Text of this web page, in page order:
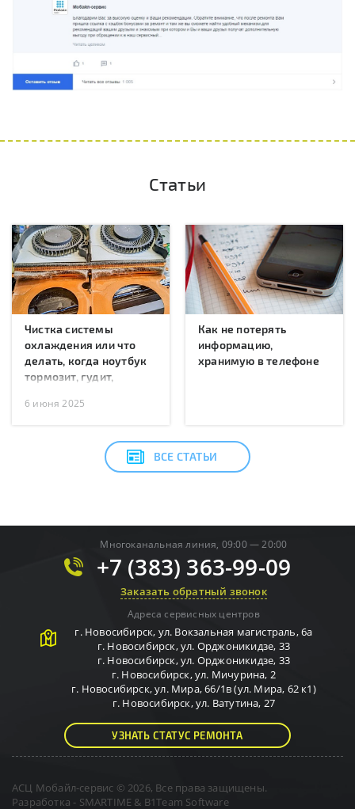
Статьи
Чистка системы
охлаждения или что
делать, когда ноутбук
тормозит, гудит,
перезагружается?
6 июня 2025
Как не потерять
информацию,
хранимую в телефоне
ВСЕ СТАТЬИ
Многоканальная линия, 09:00 — 20:00
+7 (383) 363-99-09
Заказать обратный звонок
Адреса сервисных центров
г. Новосибирск, ул. Вокзальная магистраль, 6а
г. Новосибирск,ул. Орджоникидзе, 33
г. Новосибирск,ул. Орджоникидзе, 33
г. Новосибирск,ул. Мичурина, 2
г. Новосибирск,ул. Мира, 66/1в (ул. Мира, 62 к1)
г. Новосибирск,ул. Ватутина, 27
УЗНАТЬ СТАТУС РЕМОНТА
АСЦ Мобайл-сервис © 2026, Все права защищены.
Разработка - SMARTIME & B1Team Software